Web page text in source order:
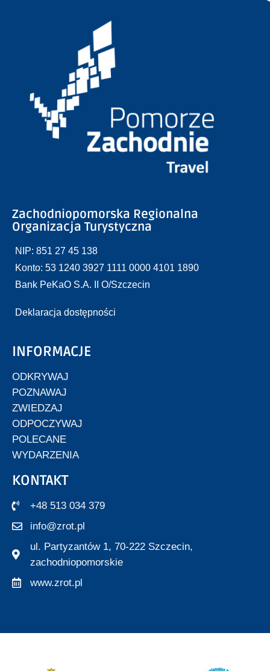
Zachodniopomorska Regionalna
Organizacja Turystyczna
NIP: 851 27 45 138
Konto: 53 1240 3927 1111 0000 4101 1890
Bank PeKaO S.A. II O/Szczecin
Deklaracja dostępności
INFORMACJE
ODKRYWAJ
POZNAWAJ
ZWIEDZAJ
ODPOCZYWAJ
POLECANE
WYDARZENIA
KONTAKT
+48 513 034 379
info@zrot.pl
ul. Partyzantów 1, 70-222 Szczecin,
zachodniopomorskie
www.zrot.pl